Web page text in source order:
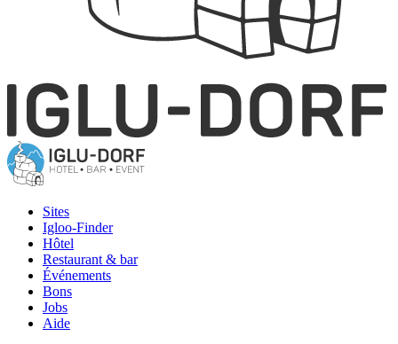
Sites
Igloo-Finder
Hôtel
Restaurant & bar
Événements
Bons
Jobs
Aide